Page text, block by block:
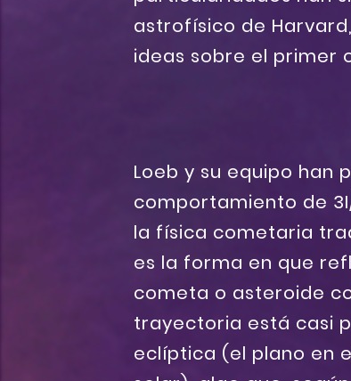
astrofísico de
ideas sobre el primer
Loeb y su equipo han
comportamiento de
la física cometaria
es la forma en que
cometa o asteroide
trayectoria está casi
eclíptica (el plano en